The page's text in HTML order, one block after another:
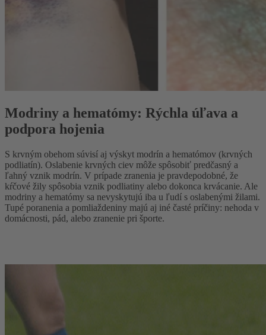
Modriny a hematómy: Rýchla úľava a
podpora hojenia
S krvným obehom súvisí aj výskyt modrín a hematómov (krvných
podliatín). Oslabenie krvných ciev môže spôsobiť predčasný a
ľahný vznik modrín. V prípade zranenia je pravdepodobné, že
kŕčové žily spôsobia vznik podliatiny alebo dokonca krvácanie. Ale
modriny a hematómy sa nevyskytujú iba u ľudí s oslabenými žilami.
Tupé poranenia a pomliaždeniny majú aj iné časté príčiny: nehoda v
domácnosti, pád, alebo zranenie pri športe.